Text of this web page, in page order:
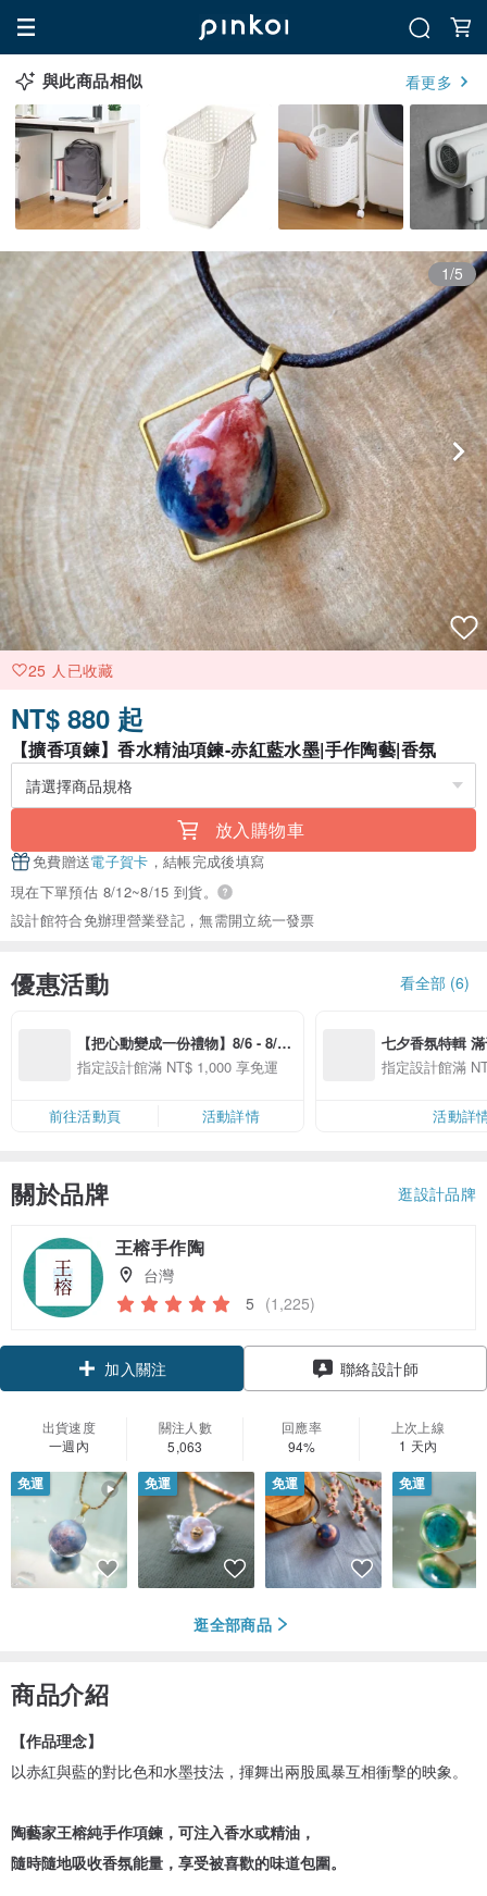
與此商品相似 看更多
1/5
25 人已收藏
NT$ 880 起
【擴香項鍊】香水精油項鍊-赤紅藍水墨|手作陶藝|香氛
放入購物車
免費贈送電子賀卡 ，結帳完成後填寫
現在下單預估 8/12~8/15 到貨。
設計館符合免辦理營業登記，無需開立統一發票
優惠活動 看全部 (6)
【把心動變成一份禮物】8/6 - 8/20
精選品牌全館滿 NT$1,000 免運
指定設計館滿 NT$ 1,000 享免運
前往活動頁 活動詳情
七夕香氛特輯
指定設計館滿
活動詳
關於品牌 逛設計品牌
王榕手作陶
台灣
5 (1,225)
加入關注
聯絡設計師
出貨速度
一週內
關注人數
5,063
回應率
94%
上次上線
1 天內
免運 免運 免運 免運
逛全部商品
商品介紹
【作品理念】
以赤紅與藍的對比色和水墨技法，揮舞出兩股風暴互相衝擊的映象。
陶藝家王榕純手作項鍊，可注入香水或精油，
隨時隨地吸收香氛能量，享受被喜歡的味道包圍。